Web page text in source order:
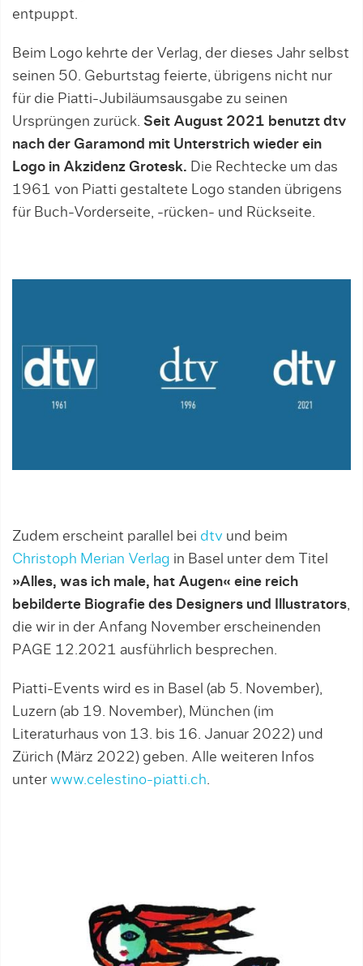
entpuppt.
Beim Logo kehrte der Verlag, der dieses Jahr selbst
seinen 50. Geburtstag feierte, übrigens nicht nur
für die Piatti-Jubiläumsausgabe zu seinen
Ursprüngen zurück. Seit August 2021 benutzt dtv
nach der Garamond mit Unterstrich wieder ein
Logo in Akzidenz Grotesk. Die Rechtecke um das
1961 von Piatti gestaltete Logo standen übrigens
für Buch-Vorderseite, -rücken- und Rückseite.
Zudem erscheint parallel bei dtv und beim
Christoph Merian Verlag in Basel unter dem Titel
»Alles, was ich male, hat Augen« eine reich
bebilderte Biografie des Designers und Illustrators,
die wir in der Anfang November erscheinenden
PAGE 12.2021 ausführlich besprechen.
Piatti-Events wird es in Basel (ab 5. November),
Luzern (ab 19. November), München (im
Literaturhaus von 13. bis 16. Januar 2022) und
Zürich (März 2022) geben. Alle weiteren Infos
unter www.celestino-piatti.ch.